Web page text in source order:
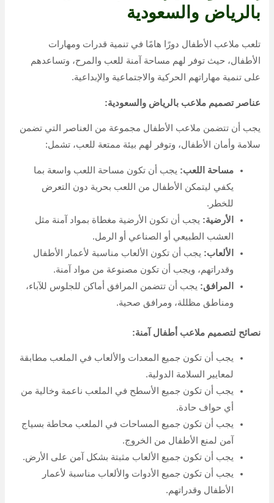
لمعايير السلامة الدولية.
أي حواف حادة.
يجب أن تكون جميع المساحات في الملعب محاطة بسياج
آمن لمنع الأطفال من الخروج.
يجب أن تكون جميع الأدوات والألعاب مناسبة لأعمار
الأطفال وقدراتهم.
والسعودية:
هناك العديد من الشركات التي تقدم خدمات تصميم وإنشاء ملاعب
الأطفال فيالرياضوالسعودية، تشمل:
مؤسسة المها لتصميم الملاعب:
تقدم المؤسسة خدمات
تصميم وإنشاء ملاعب الأطفال بمختلف أنواعها وأشكالها.
شركة رن ان للتجارة العامة:
تقدم الشركة خدمات تصميم
وإنشاء ملاعب الأطفال، وتوفر مجموعة واسعة من الألعاب
شركة أركان: تقدم الشركة خدمات تصميم وإنشاء ملاعب
الأطفال.
نصائح لاختيار شركة تصميم ملاعب أطفال:
تأكد من أن الشركة تمتلك خبرة واسعة في مجال تصميم
وإنشاء ملاعب الأطفال.
تأكد من أن الشركة تقدم خدمات عالية الجودة وبأسعار
تنافسية.
تأكد من أن الشركة تقدم ضمانًا على جميع أعمالها.